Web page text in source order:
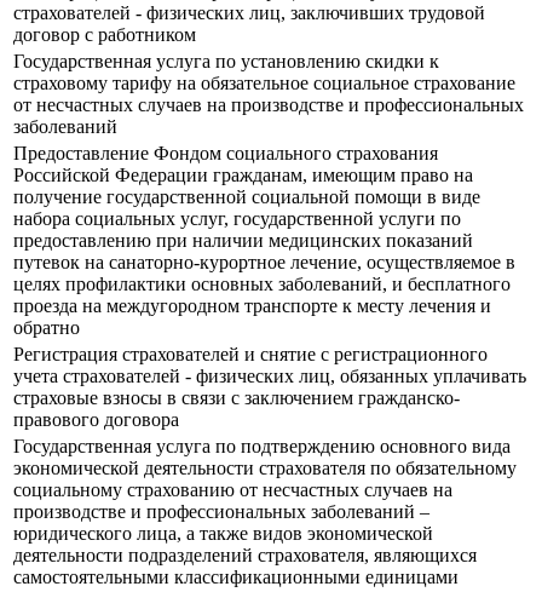
страхователей - физических лиц, заключивших трудовой
договор с работником
Государственная услуга по установлению скидки к
страховому тарифу на обязательное социальное страхование
от несчастных случаев на производстве и профессиональных
заболеваний
Предоставление Фондом социального страхования
Российской Федерации гражданам, имеющим право на
получение государственной социальной помощи в виде
набора социальных услуг, государственной услуги по
предоставлению при наличии медицинских показаний
путевок на санаторно-курортное лечение, осуществляемое в
целях профилактики основных заболеваний, и бесплатного
проезда на междугородном транспорте к месту лечения и
обратно
Регистрация страхователей и снятие с регистрационного
учета страхователей - физических лиц, обязанных уплачивать
страховые взносы в связи с заключением гражданско-
правового договора
Государственная услуга по подтверждению основного вида
экономической деятельности страхователя по обязательному
социальному страхованию от несчастных случаев на
производстве и профессиональных заболеваний –
юридического лица, а также видов экономической
деятельности подразделений страхователя, являющихся
самостоятельными классификационными единицами